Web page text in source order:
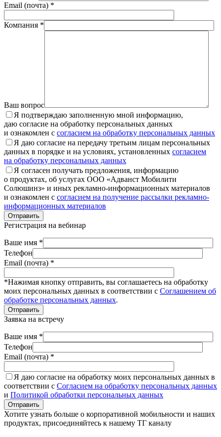
Email (почта) *
Компания *
Ваш вопрос
Я подтверждаю заполненную мной информацию,
даю согласие на обработку персональных данных
и ознакомлен с согласием на обработку персональных данных
Я даю согласие на передачу третьим лицам персональных
данных в порядке и на условиях, установленных согласием
на обработку персональных данных
Я согласен получать предложения, информацию
о продуктах, об услугах ООО «Адванст Мобилити
Солюшинз» и иных рекламно-информационных материалов
и ознакомлен с согласием на получение рассылки рекламно-
информационных материалов
Отправить
Регистрация на вебинар
Ваше имя *
Телефон
Email (почта) *
*Нажимая кнопку отправить, вы соглашаетесь на обработку
моих персональных данных в соответствии с Соглашением об
обработке персональных данных.
Отправить
Заявка на встречу
Ваше имя *
Телефон
Email (почта) *
Я даю согласие на обработку моих персональных данных в
соответствии с Согласием на обработку персональных данных
и Политикой обработки персональных данных
Отправить
Хотите узнать больше о корпоративной мобильности и наших
продуктах, присоединяйтесь к нашему ТГ каналу